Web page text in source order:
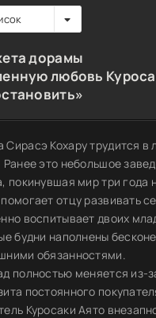
дорамы
любовь
Кохару трудится в
это небольшое
покинувшая мир три года
отцу развивать
воспитывает двоих
будни наполнены
обязанностями.
полностью меняется из-
постоянного
Куросаки Аято